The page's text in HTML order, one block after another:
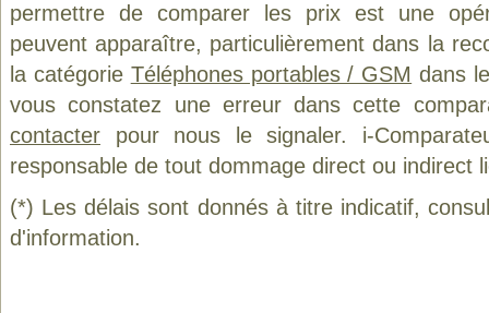
permettre de comparer les prix est une
peuvent apparaître, particulièrement dans la
la catégorie Téléphones portables / GSM dans
vous constatez une erreur dans cette
contacter pour nous le signaler. i-
responsable de tout dommage direct ou indirect
(*) Les délais sont donnés à titre indicatif,
d'information.